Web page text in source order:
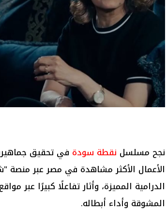
نجح مسلسل نقطة سودة في تحقيق
الأعمال الأكثر مشاهدة في مصر عبر منصة
الدرامية المميزة، وأثار تفاعلًا كبيرًا عبر
المشوقة وأداء أبطاله.